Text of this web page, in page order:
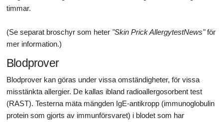
timmar.
(Se separat broschyr som heter "Skin Prick AllergytestNews"för
mer information.)
Blodprover
Blodprover kan göras under vissa omständigheter, för vissa
misstänkta allergier. De kallas ibland radioallergosorbent test
(RAST). Testerna mäta mängden IgE-antikropp (immunoglobulin
protein som gjorts av immunförsvaret) i blodet som har